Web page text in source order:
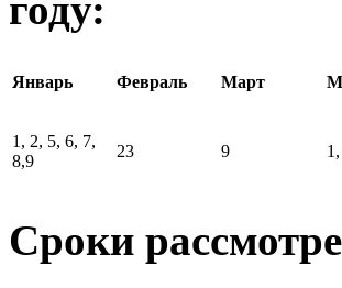
Январь Февраль Март
1, 2, 5, 6, 7,
8,9
23 9
Сроки